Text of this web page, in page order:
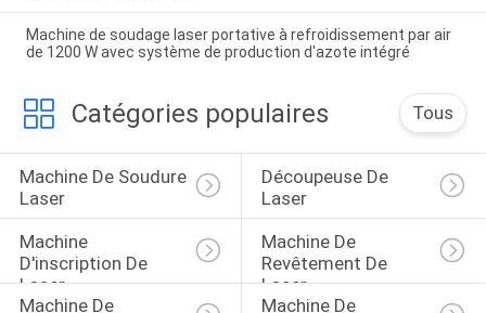
Machine de soudage laser portative à refroidissement par air
de 1200 W avec système de production d'azote intégré
Catégories populaires Tous
Machine De Soudure
Laser
Découpeuse De
Laser
Machine
D'inscription De
Laser
Machine De
Revêtement De
Laser
Machine De
Machine De